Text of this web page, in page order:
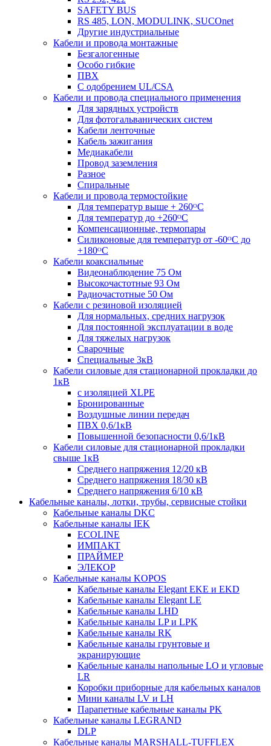
SAFETY BUS
RS 485, LON, MODULINK, SUCOnet
Другие индустриальные
Кабели и провода монтажные
Безгалогенные
Особо гибкие
ПВХ
С одобрением UL/CSA
Кабели и провода специального применения
Для зарядных устройств
Для фотогальванических систем
Кабели ленточные
Кабель зажигания
Медиакабели
Провод заземления
Разное
Спиральные
Кабели и провода термостойкие
Для температур выше + 260ᴼС
Для температур до +260ᴼС
Компенсационные, термопары
Силиконовые для температур от -60ᴼC до
+180ᴼС
Кабели коаксиальные
Видеонаблюдение 75 Ом
Высокочастотные 93 Ом
Радиочастотные 50 Ом
Кабели с резиновой изоляцией
Для нормальных, средних нагрузок
Для постоянной эксплуатации в воде
Для тяжелых нагрузок
Сварочные
Специальные 3кВ
Кабели силовые для стационарной прокладки до
1кВ
c изоляцией XLPE
Бронированные
Воздушные линии передач
ПВХ 0,6/1кВ
Повышенной безопасности 0,6/1кВ
Кабели силовые для стационарной прокладки
свыше 1кВ
Среднего напряжения 12/20 кВ
Среднего напряжения 18/30 кВ
Среднего напряжения 6/10 кВ
Кабельные каналы, лотки, трубы, сервисные стойки
Кабельные каналы DKC
Кабельные каналы IEK
ECOLINE
ИМПАКТ
ПРАЙМЕР
ЭЛЕКОР
Кабельные каналы KOPOS
Кабельные каналы Elegant EKE и EKD
Кабельные каналы Elegant LE
Кабельные каналы LHD
Кабельные каналы LP и LPK
Кабельные каналы RK
Кабельные каналы грунтовые и
экранирующие
Кабельные каналы напольные LO и угловые
LR
Коробки приборные для кабельных каналов
Мини каналы LV и LH
Парапетные кабельные каналы PK
Кабельные каналы LEGRAND
DLP
Кабельные каналы MARSHALL-TUFFLEX